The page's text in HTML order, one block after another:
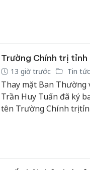
Trường Chính trị tỉnh
13 giờ trước Tin tức
Thay mặt Ban
Trần Huy Tuấn đã ký
tên Trường Chính trị